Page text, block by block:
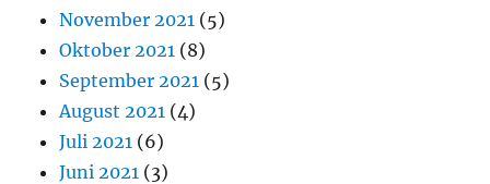
November 2021 (5)
Oktober 2021 (8)
September 2021 (5)
August 2021 (4)
Juli 2021 (6)
Juni 2021 (3)